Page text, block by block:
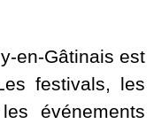
en-Gâtinais est
festivals, les
événements